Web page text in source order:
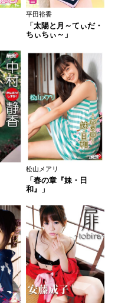
平田裕香
「太陽と月～てぃだ・
ちぃちぃ～」
松山メアリ
「春の章『妹・日
和』」